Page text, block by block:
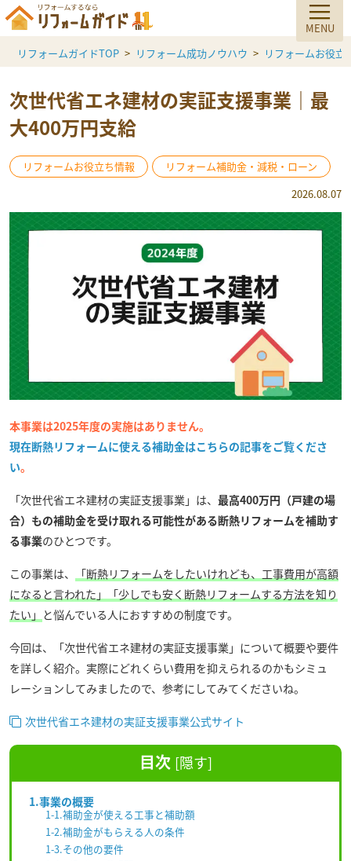
リフォームガイドTOP リフォーム成功ノウハウ リフォームお役立
次世代省エネ建材の実証支援事業｜最
大400万円支給
リフォームお役立ち情報
リフォーム補助金・減税・ローン
2026.08.07
本事業は2025年度の実施はありません。
現在断熱リフォームに使える補助金はこちらの記事をご覧くださ
い。
「次世代省エネ建材の実証支援事業」は、 最高400万円（戸建の場
合）もの補助金を受け取れる可能性がある断熱リフォームを補助す
る事業のひとつです。
この事業は、
「断熱リフォームをしたいけれども、工事費用が高額
になると言われた」「少しでも安く断熱リフォームする方法を知り
たい」 と悩んでいる人におすすめの制度です。
今回は、「次世代省エネ建材の実証支援事業」について概要や要件
を詳しく紹介。実際にどれくらい費用を抑えられるのかもシミュ
レーションしてみましたので、参考にしてみてくださいね。
次世代省エネ建材の実証支援事業公式サイト
目次 [隠す]
1.事業の概要
1-1.補助金が使える工事と補助額
1-2.補助金がもらえる人の条件
1-3.その他の要件